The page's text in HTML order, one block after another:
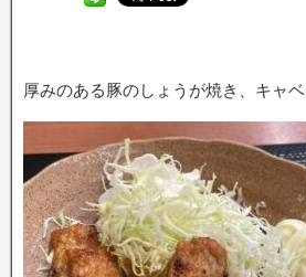
厚みのある豚のしょうが焼き、キャ